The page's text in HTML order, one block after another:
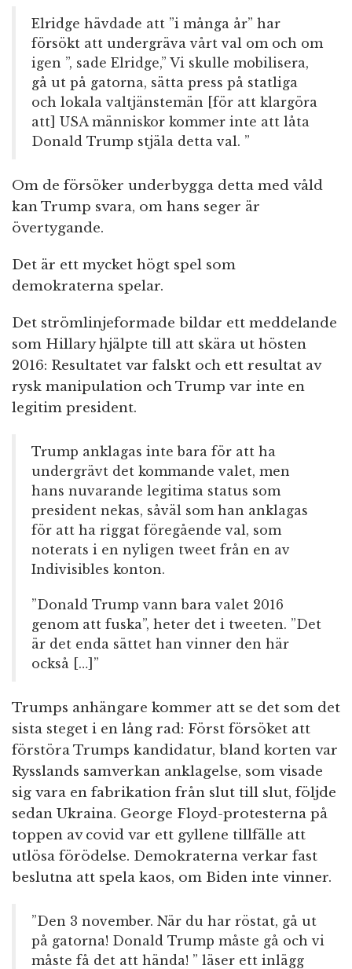
Elridge hävdade att ”i många år” har
försökt att undergräva vårt val om och om
igen ”, sade Elridge,” Vi skulle mobilisera,
gå ut på gatorna, sätta press på statliga
och lokala valtjänstemän [för att klargöra
att] USA människor kommer inte att låta
Donald Trump stjäla detta val. ”
Om de försöker underbygga detta med våld
kan Trump svara, om hans seger är
övertygande.
Det är ett mycket högt spel som
demokraterna spelar.
Det strömlinjeformade bildar ett meddelande
som Hillary hjälpte till att skära ut hösten
2016: Resultatet var falskt och ett resultat av
rysk manipulation och Trump var inte en
legitim president.
Trump anklagas inte bara för att ha
undergrävt det kommande valet, men
hans nuvarande legitima status som
president nekas, såväl som han anklagas
för att ha riggat föregående val, som
noterats i en nyligen tweet från en av
Indivisibles konton.
”Donald Trump vann bara valet 2016
genom att fuska”, heter det i tweeten. ”Det
är det enda sättet han vinner den här
också […]”
Trumps anhängare kommer att se det som det
sista steget i en lång rad: Först försöket att
förstöra Trumps kandidatur, bland korten var
Rysslands samverkan anklagelse, som visade
sig vara en fabrikation från slut till slut, följde
sedan Ukraina. George Floyd-protesterna på
toppen av covid var ett gyllene tillfälle att
utlösa förödelse. Demokraterna verkar fast
beslutna att spela kaos, om Biden inte vinner.
”Den 3 november. När du har röstat, gå ut
på gatorna! Donald Trump måste gå och vi
måste få det att hända! ” läser ett inlägg